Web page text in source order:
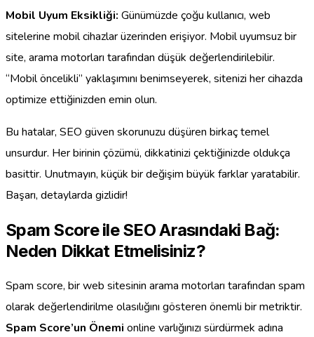
Mobil Uyum Eksikliği: Günümüzde çoğu kullanıcı, web
sitelerine mobil cihazlar üzerinden erişiyor. Mobil uyumsuz bir
site, arama motorları tarafından düşük değerlendirilebilir.
“Mobil öncelikli” yaklaşımını benimseyerek, sitenizi her cihazda
optimize ettiğinizden emin olun.
Bu hatalar, SEO güven skorunuzu düşüren birkaç temel
unsurdur. Her birinin çözümü, dikkatinizi çektiğinizde oldukça
basittir. Unutmayın, küçük bir değişim büyük farklar yaratabilir.
Başarı, detaylarda gizlidir!
Spam Score ile SEO Arasındaki Bağ:
Neden Dikkat Etmelisiniz?
Spam score, bir web sitesinin arama motorları tarafından spam
olarak değerlendirilme olasılığını gösteren önemli bir metriktir.
Spam Score’un Önemi online varlığınızı sürdürmek adına